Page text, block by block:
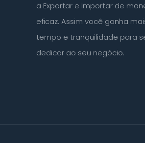
a Exportar e Importar de
eficaz. Assim você ganha
tempo e tranquilidade para
dedicar ao seu negócio.